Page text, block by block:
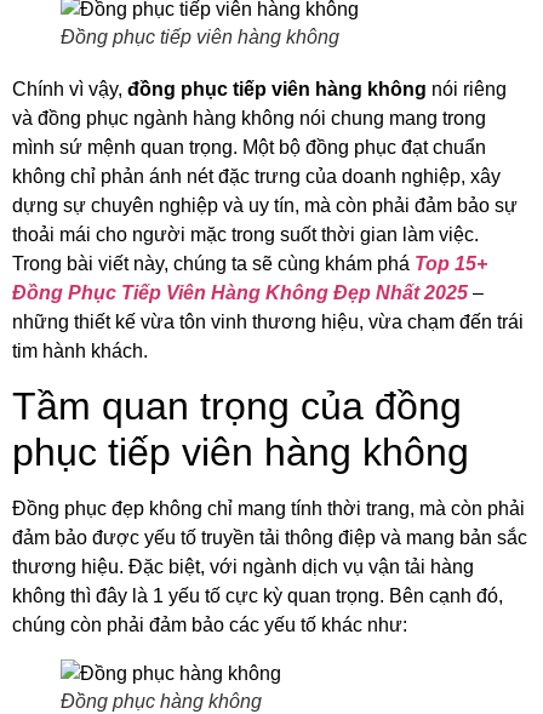
Đồng phục tiếp viên hàng không
Chính vì vậy, đồng phục tiếp viên hàng không nói riêng
và đồng phục ngành hàng không nói chung mang trong
mình sứ mệnh quan trọng. Một bộ đồng phục đạt chuẩn
không chỉ phản ánh nét đặc trưng của doanh nghiệp, xây
dựng sự chuyên nghiệp và uy tín, mà còn phải đảm bảo sự
thoải mái cho người mặc trong suốt thời gian làm việc.
Trong bài viết này, chúng ta sẽ cùng khám phá Top 15+
Đồng Phục Tiếp Viên Hàng Không Đẹp Nhất 2025 –
những thiết kế vừa tôn vinh thương hiệu, vừa chạm đến trái
tim hành khách.
Tầm quan trọng của đồng
phục tiếp viên hàng không
Đồng phục đẹp không chỉ mang tính thời trang, mà còn phải
đảm bảo được yếu tố truyền tải thông điệp và mang bản sắc
thương hiệu. Đặc biệt, với ngành dịch vụ vận tải hàng
không thì đây là 1 yếu tố cực kỳ quan trọng. Bên cạnh đó,
chúng còn phải đảm bảo các yếu tố khác như:
Đồng phục hàng không